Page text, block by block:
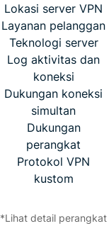
Lokasi server VPN
Layanan pelanggan
Teknologi server
Log aktivitas dan
koneksi
Dukungan koneksi
simultan
Dukungan
perangkat
Protokol VPN
kustom
*Lihat detail perangkat